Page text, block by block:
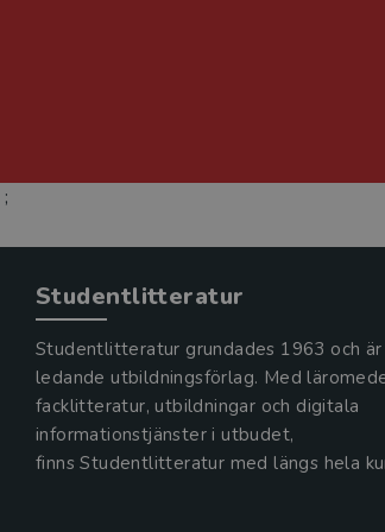
;
Studentlitteratur
Studentlitteratur grundades 1963 och är
ledande utbildningsförlag. Med
facklitteratur, utbildningar och digitala
informationstjänster i utbudet,
finns Studentlitteratur med längs hela